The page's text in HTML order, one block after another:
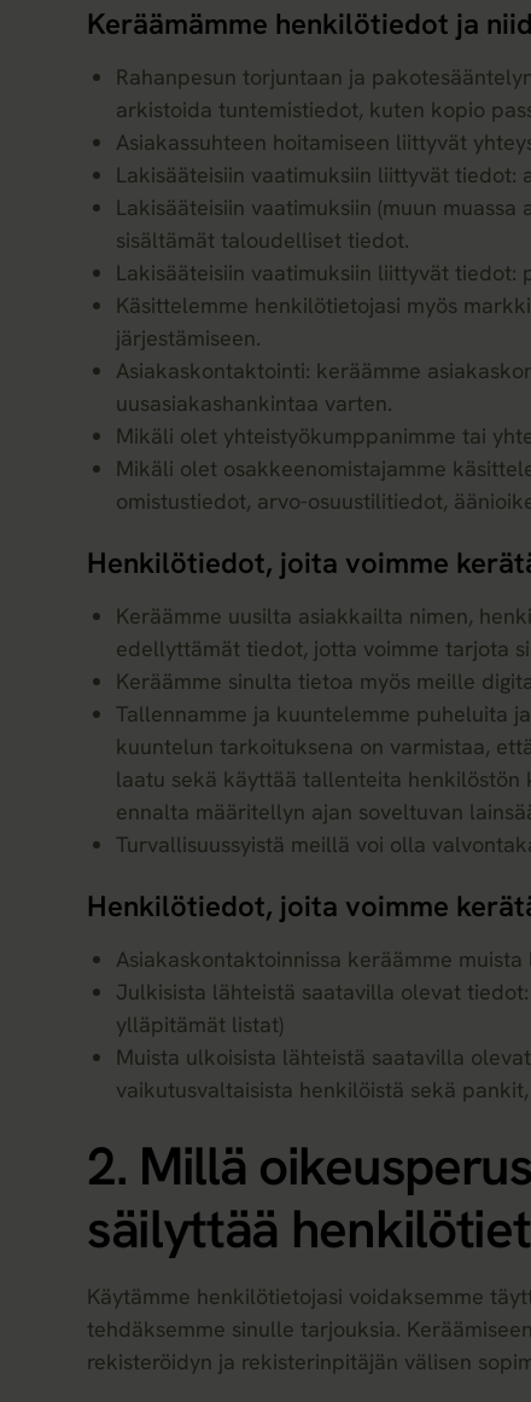
Keräämämme henkilötiedot ja
Rahanpesun torjuntaan ja
arkistoida tuntemistiedot, kuten kopio
Asiakassuhteen hoitamiseen liittyvät
Lakisääteisiin vaatimuksiin liittyvät
Lakisääteisiin vaatimuksiin (muun
sisältämät taloudelliset tiedot.
Lakisääteisiin vaatimuksiin liittyvät
Käsittelemme henkilötietojasi myös
järjestämiseen.
Asiakaskontaktointi: keräämme
uusasiakashankintaa varten.
Mikäli olet yhteistyökumppanimme tai
Mikäli olet osakkeenomistajamme
omistustiedot, arvo-osuustilitiedot,
Henkilötiedot, joita voimme
Keräämme uusilta asiakkailta nimen,
edellyttämät tiedot, jotta voimme tarjota
Keräämme sinulta tietoa myös meille
Tallennamme ja kuuntelemme puheluita
kuuntelun tarkoituksena on varmistaa,
laatu sekä käyttää tallenteita
ennalta määritellyn ajan soveltuvan
Turvallisuussyistä meillä voi olla
Henkilötiedot, joita voimme
Asiakaskontaktoinnissa keräämme
Julkisista lähteistä saatavilla olevat
ylläpitämät listat)
Muista ulkoisista lähteistä saatavilla
vaikutusvaltaisista henkilöistä sekä
2. Millä
säilyttää
Käytämme henkilötietojasi voidaksemme
tehdäksemme sinulle tarjouksia.
rekisteröidyn ja rekisterinpitäjän välisen